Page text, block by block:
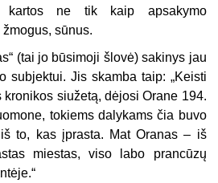
kartos ne tik kaip apsakymo
sūnus.
(tai jo būsimoji šlovė) sakinys jau
subjektui. Jis skamba taip: „Keisti
siužetą, dėjosi Orane 194.
tokiems dalykams čia buvo
to, kas įprasta. Mat Oranas – iš
miestas, viso labo prancūzų